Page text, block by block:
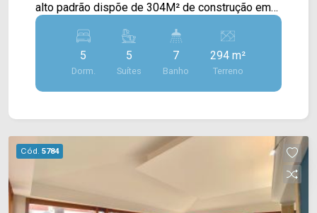
alto padrão dispõe de 304M² de construção em
um terreno de 294M², destacando-se pela
arquitetura contemporânea. A área social conta
com salas de estar e jantar integradas,
proporcionando amplitude e elegância, além de
uma cozinha totalmente planejada, funcional e
organização e funcionalidade. As suítes
oferecem conforto e exclusividade. A suíte
experiência de bem-estar e sofisticação. 05
5
Dorm.
5
Suítes
7
Banho
294 m²
Terreno
Cód. 5784